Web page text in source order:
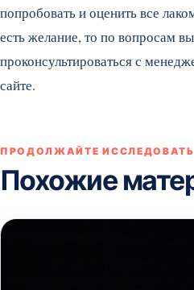
попробовать и оценить все
есть желание, то по вопросам
проконсультироваться с
сайте.
ПРОДОЛЖАЙТЕ ИССЛЕДОВАТЬ
Похожие